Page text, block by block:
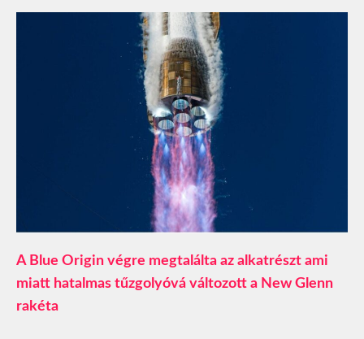
A Blue Origin végre megtalálta az alkatrészt ami
miatt hatalmas tűzgolyóvá változott a New Glenn
rakéta